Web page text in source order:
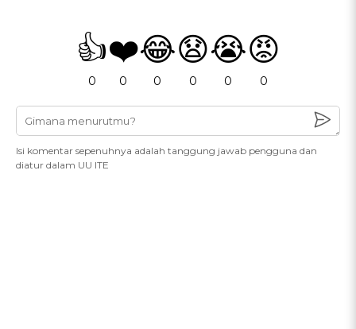
👍
0
❤️
0
😂
0
😧
0
😭
0
😡
0
Isi komentar sepenuhnya adalah tanggung jawab pengguna dan
diatur dalam UU ITE